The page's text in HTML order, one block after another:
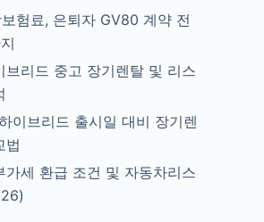
험료, 은퇴자 GV80 계약 전
브리드 중고 장기렌탈 및 리스
이브리드 출시일 대비 장기렌
법
가세 환급 조건 및 자동차리스